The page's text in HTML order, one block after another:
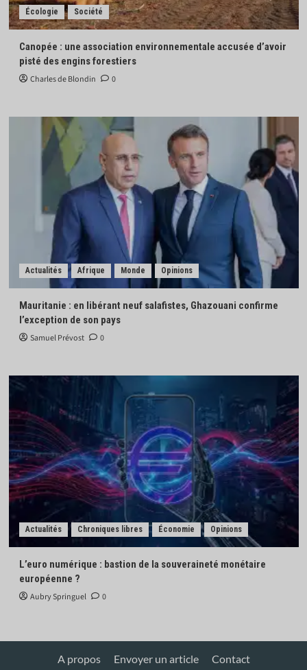
Écologie Société
Canopée : une association environnementale accusée d’avoir
pisté des engins forestiers
Charles de Blondin 0
Actualités Afrique Monde Opinions
Mauritanie : en libérant neuf salafistes, Ghazouani confirme
l’exception de son pays
Samuel Prévost 0
Actualités Chroniques libres Économie Opinions
L’euro numérique : bastion de la souveraineté monétaire
européenne ?
Aubry Springuel 0
A propos Envoyer un article Contact